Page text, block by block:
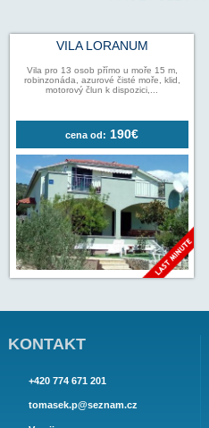
OSTROV BRAČ - BOL
AKCE /